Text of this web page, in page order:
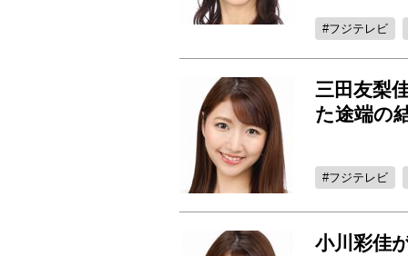
フジテレビ
三田友梨
た途端の
フジテレビ
小川彩佳